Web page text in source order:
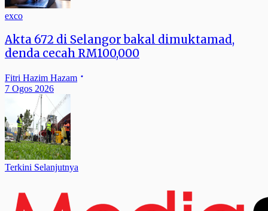
exco
Akta 672 di Selangor bakal dimuktamad,
denda cecah RM100,000
Fitri Hazim Hazam
7 Ogos 2026
Terkini Selanjutnya